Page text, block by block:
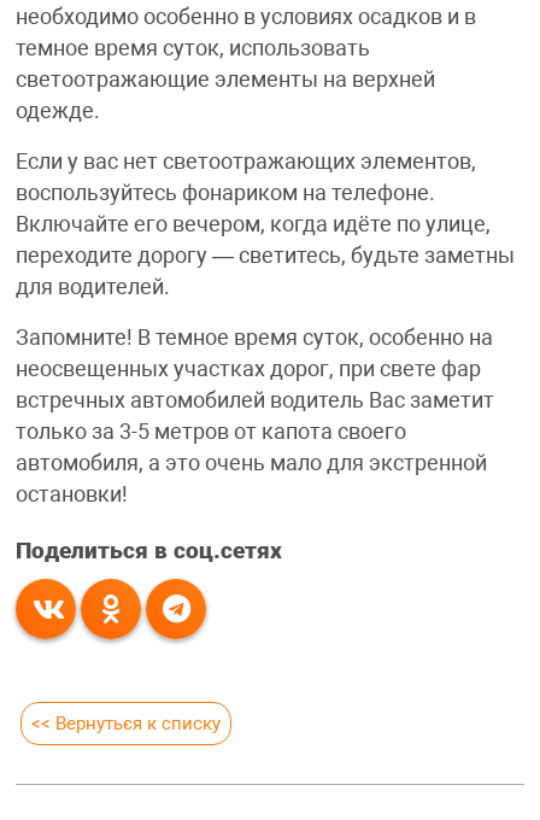
необходимо особенно в условиях осадков и в
темное время суток, использовать
светоотражающие элементы на верхней
одежде.
Если у вас нет светоотражающих элементов,
воспользуйтесь фонариком на телефоне.
Включайте его вечером, когда идёте по улице,
переходите дорогу — светитесь, будьте заметны
для водителей.
Запомните! В темное время суток, особенно на
неосвещенных участках дорог, при свете фар
встречных автомобилей водитель Вас заметит
только за 3-5 метров от капота своего
автомобиля, а это очень мало для экстренной
остановки!
Поделиться в соц.сетях
<< Вернуться к списку